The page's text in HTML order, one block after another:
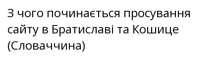
З чого починається просування
сайту в Братиславі та Кошице
(Словаччина)